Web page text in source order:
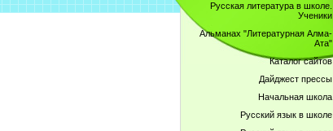
Русская литература в школе.
Ученики
Альманах "Литературная Алма-
Ата"
Каталог сайтов
Дайджест прессы
Начальная школа
Русский язык в школе